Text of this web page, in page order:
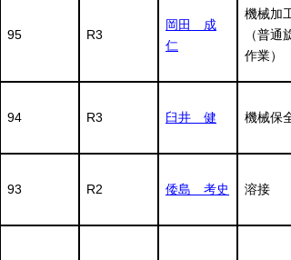
95 R3
岡田 成
仁
機械加工
（普通
作業）
94 R3 臼井 健 機械保全
93 R2 倭島 考史 溶接